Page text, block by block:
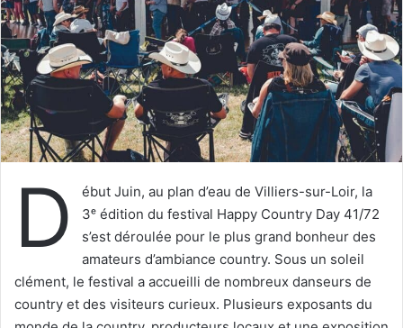
u
n
c
o
r
r
i
e
l
D
ébut Juin, au plan d’eau de Villiers-sur-Loir, la
3ᵉ édition du festival Happy Country Day 41/72
s’est déroulée pour le plus grand bonheur des
amateurs d’ambiance country. Sous un soleil
clément, le festival a accueilli de nombreux danseurs de
country et des visiteurs curieux. Plusieurs exposants du